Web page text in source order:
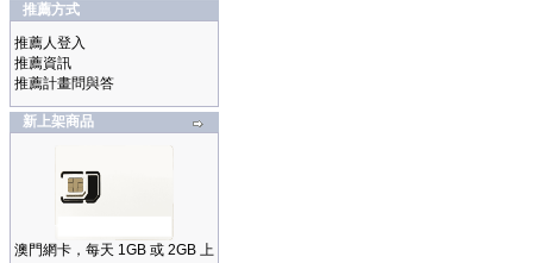
推薦方式
推薦人登入
推薦資訊
推薦計畫問與答
新上架商品
澳門網卡，每天 1GB 或 2GB 上